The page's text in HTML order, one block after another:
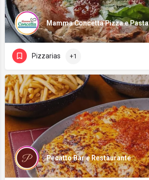
Mamma Concetta Pizza e Pasta
Pizzarias +1
Pecatto Bar e Restaurante